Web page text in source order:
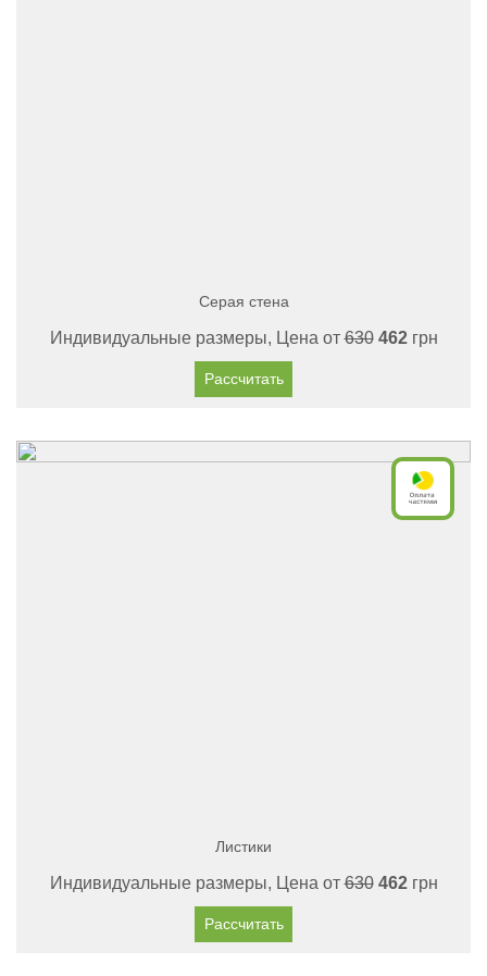
Серая стена
Индивидуальные размеры, Цена от630 462грн
Рассчитать
Листики
Индивидуальные размеры, Цена от630 462грн
Рассчитать